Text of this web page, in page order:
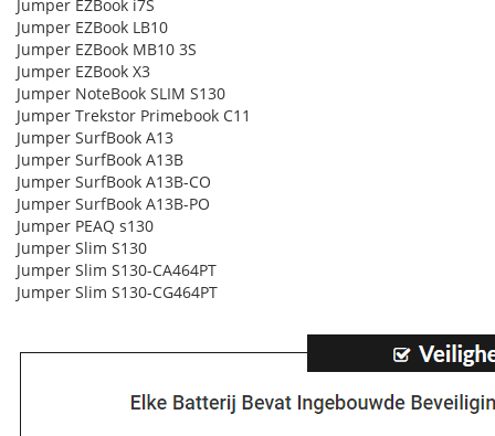
Jumper EZBook i7S
Jumper EZBook LB10
Jumper EZBook MB10 3S
Jumper EZBook X3
Jumper NoteBook SLIM S130
Jumper Trekstor Primebook C11
Jumper SurfBook A13
Jumper SurfBook A13B
Jumper SurfBook A13B-CO
Jumper SurfBook A13B-PO
Jumper PEAQ s130
Jumper Slim S130
Jumper Slim S130-CA464PT
Jumper Slim S130-CG464PT